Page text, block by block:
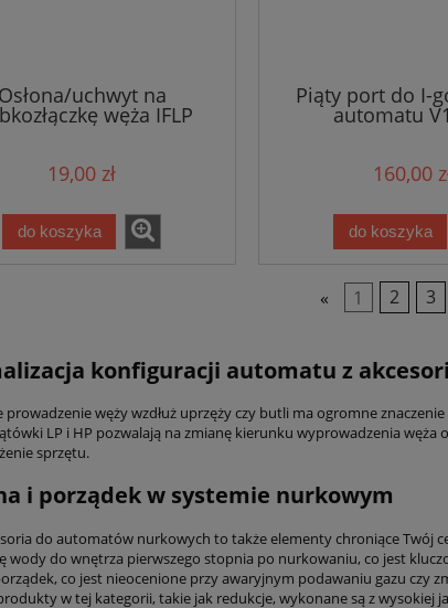
Osłona/uchwyt na
węża IFLP
19,00 zł
do koszyka
Piąty port do I-
automatu
160,00
do koszyka
« 1 2 3
konfiguracji automatu z
prowadzenie węży wzdłuż uprzęży czy butli ma ogromne
LP i HP pozwalają na zmianę kierunku wyprowadzenia węża
sprzętu.
i porządek w systemie nurkowym
do automatów nurkowych to także elementy chroniące Twój
wody do wnętrza pierwszego stopnia po nurkowaniu, co jest
co jest nieocenione przy awaryjnym podawaniu gazu czy
w tej kategorii, takie jak redukcje, wykonane są z